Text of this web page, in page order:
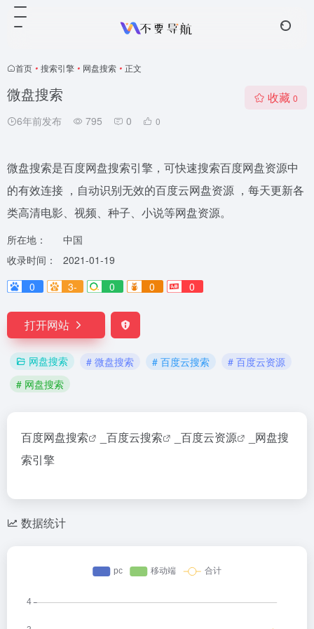
首页 • 搜索引擎 • 网盘搜索 • 正文
微盘搜索
6年前发布 795 0 0
收藏 0
微盘搜索是百度网盘搜索引擎，可快速搜索百度网盘资源中
的有效连接 ，自动识别无效的百度云网盘资源 ，每天更新各
类高清电影、视频、种子、小说等网盘资源。
所在地：
中国
收录时间：
2021-01-19
0
3- 0 0 0
打开网站
网盘搜索 # 微盘搜索 # 百度云搜索
# 百度云资源
# 网盘搜索
百度网盘搜索 百度云搜索 百度云资源
_网盘搜
索引擎
数据统计